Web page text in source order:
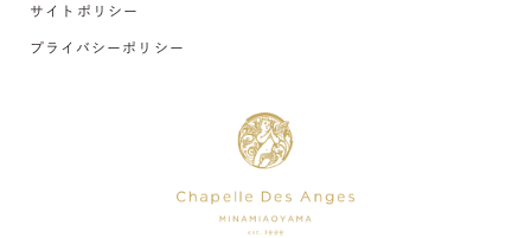
サイトポリシー
プライバシーポリシー